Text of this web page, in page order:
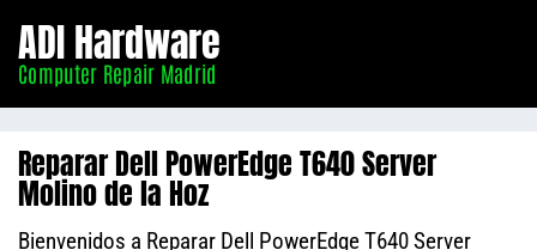
Madrid
ADI Hardware
Computer Repair Madrid
Reparar Dell PowerEdge T640 Server
Molino de la Hoz
Bienvenidos a Reparar Dell PowerEdge T640 Server